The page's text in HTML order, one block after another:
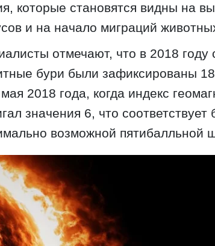
которые становятся видны на
и на начало миграций
отмечают, что в 2018
бури были зафиксированы
2018 года, когда индекс
значения 6, что соответствует
возможной пятибалльной